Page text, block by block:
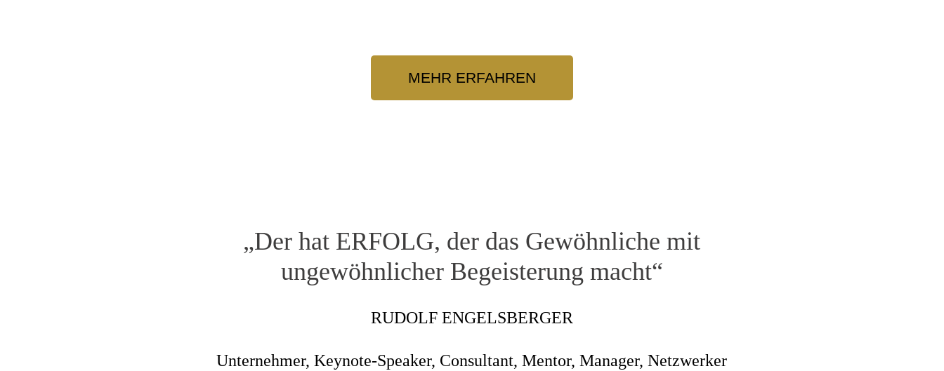
MEHR ERFAHREN
„Der hat ERFOLG, der das Gewöhnliche mit
ungewöhnlicher Begeisterung macht“
RUDOLF ENGELSBERGER
Unternehmer, Keynote-Speaker, Consultant, Mentor, Manager, Netzwerker